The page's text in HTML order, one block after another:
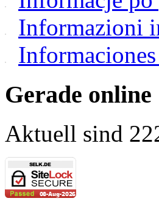
Informazioni
Gerade online
Aktuell sind